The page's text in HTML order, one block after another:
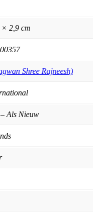
2,9 cm
Shree Rajneesh)
Als Nieuw